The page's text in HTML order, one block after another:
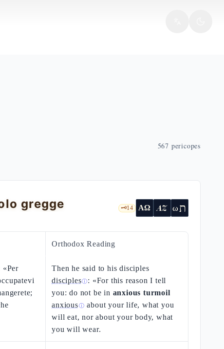
567 pericopes
gregge 🗝️14 ΑΩ AZ ωת
Orthodox Reading
«Per
Then he said to his disciples
disciplesⓘ: «For this reason I tell
you: do not be in anxious turmoil
anxiousⓘ about your life, what you
will eat, nor about your body, what
you will wear.